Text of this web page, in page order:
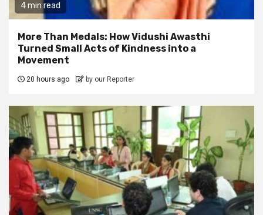
4 min read
More Than Medals: How Vidushi Awasthi
Turned Small Acts of Kindness into a
Movement
20 hours ago by our Reporter